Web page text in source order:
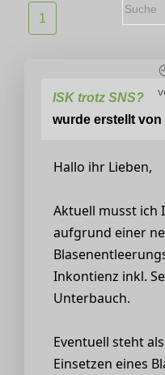
1
ISK trotz SNS?
wurde erstellt von
Hallo ihr Lieben,
Aktuell musst ich
aufgrund einer
Inkontienz inkl.
Unterbauch.
Eventuell steht
Einsetzen eines